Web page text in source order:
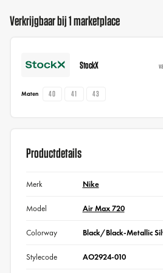
Verkrijgbaar bij 1 marketplace
StockX
Maten 40 41 43
Productdetails
Merk Nike
Model Air Max 720
Colorway Black/Black-Metallic
Stylecode AO2924-010